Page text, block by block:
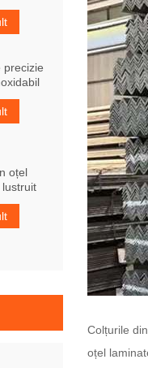
Colțurile
oțel
precizie
oțel
lustruit